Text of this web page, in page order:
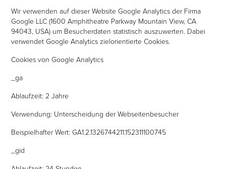
Wir verwenden auf dieser Website Google Analytics der Firma
Google LLC (1600 Amphitheatre Parkway Mountain View, CA
94043, USA) um Besucherdaten statistisch auszuwerten. Dabei
verwendet Google Analytics zielorientierte Cookies.
Cookies von Google Analytics
_ga
Ablaufzeit: 2 Jahre
Verwendung: Unterscheidung der Webseitenbesucher
Beispielhafter Wert: GA1.2.1326744211.152311100745
_gid